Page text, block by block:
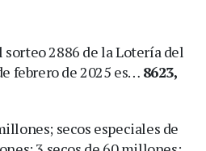
2886 de la Lotería del
febrero de 2025 es… 8623,
secos especiales de